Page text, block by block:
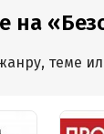
на
теме